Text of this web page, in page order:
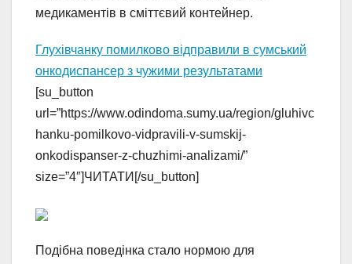
медикаментів в сміттєвий контейнер.
Глухівчанку помилково відправили в сумський
онкодиспансер з чужими результатами
[su_button
url=”https://www.odindoma.sumy.ua/region/gluhivc
hanku-pomilkovo-vidpravili-v-sumskij-
onkodispanser-z-chuzhimi-analizami/”
size=”4″]ЧИТАТИ[/su_button]
Подібна поведінка стало нормою для